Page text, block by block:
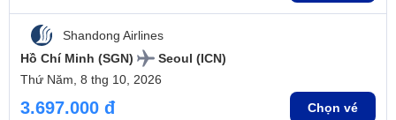
Shandong Airlines
Hồ Chí Minh (SGN)
Seoul (ICN)
Thứ Năm, 8 thg 10, 2026
3.697.000 đ Chọn vé